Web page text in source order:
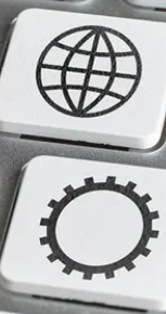
هوش مصنوعی